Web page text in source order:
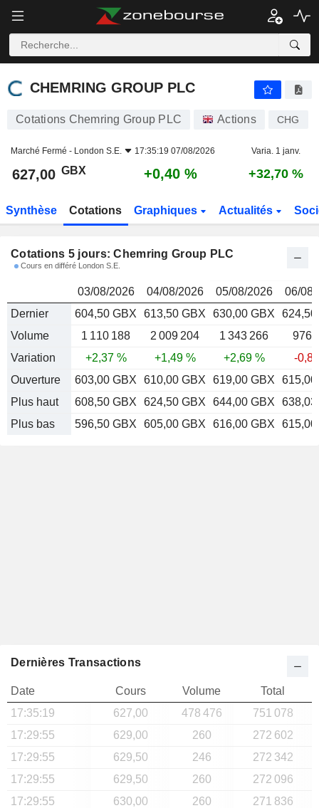
CHEMRING GROUP PLC 627,00
CHEMRING GROUP PLC
Cotations Chemring Group PLC Actions CHG
Marché Fermé - London S.E. 17:35:19 07/08/2026 Varia. 1 janv.
627,00 GBX +0,40 % +32,70 %
Synthèse Cotations Graphiques Actualités
Cotations 5 jours: Chemring Group PLC
Cours en différé London S.E.
03/08/2026 04/08/2026 05/08/2026
06/08/
Dernier
604,50 GBX 613,50 GBX 630,00 GBX
Volume
1 110 188 2 009 204 1 343 266
976
Variation
+2,37 % +1,49 % +2,69 %
-
Ouverture
603,00 GBX 610,00 GBX 619,00 GBX
Plus haut
608,50 GBX 624,50 GBX 644,00 GBX
Plus bas
596,50 GBX 605,00 GBX 616,00 GBX
Dernières Transactions
Date Cours Volume
Total
17:35:19
627,00 478 476
751 078
17:29:55
629,00 260
272 602
17:29:55
629,50 246
272 342
17:29:55
629,50 260
272 096
17:29:55
630,00 260
271 836